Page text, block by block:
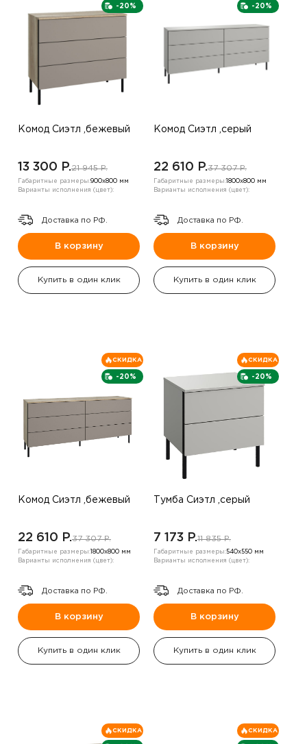
-20%
Комод Сиэтл ,бежевый
13 300 P.21 945 P.
Габаритные размеры:900х800 мм
Варианты исполнения (цвет):
Доставка по РФ.
В корзину
Купить в один клик
-20%
Комод Сиэтл ,серый
22 610 P.37 307 P.
Габаритные размеры: 1800х800 мм
Варианты исполнения (цвет):
Доставка по РФ.
В корзину
Купить в один клик
-20%
СКИДКА
Комод Сиэтл ,бежевый
22 610 P.37 307 P.
Габаритные размеры: 1800х800 мм
Варианты исполнения (цвет):
Доставка по РФ.
В корзину
Купить в один клик
-20%
СКИДКА
Тумба Сиэтл ,серый
7 173 P.11 835 P.
Габаритные размеры:540х550 мм
Варианты исполнения (цвет):
Доставка по РФ.
В корзину
Купить в один клик
СКИДКА СКИДКА